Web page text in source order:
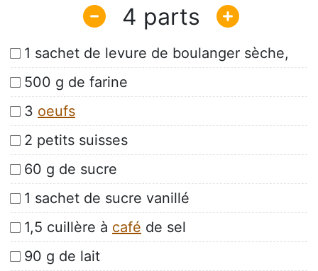
4
1 sachet de levure de boulanger sèche,
500 g de farine
3 oeufs
2 petits suisses
60 g de sucre
1 sachet de sucre vanillé
1,5 cuillère à café de sel
90 g de lait